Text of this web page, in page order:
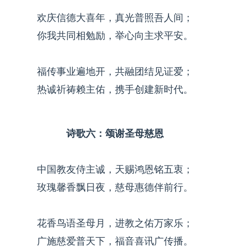
欢庆信德大喜年，真光普照吾人间；
你我共同相勉励，举心向主求平安。
福传事业遍地开，共融团结见证爱；
热诚祈祷赖主佑，携手创建新时代。
诗歌六：颂谢圣母慈恩
中国教友侍主诚，天赐鸿恩铭五衷；
玫瑰馨香飘日夜，慈母惠德伴前行。
花香鸟语圣母月，进教之佑万家乐；
广施慈爱普天下，福音喜讯广传播。